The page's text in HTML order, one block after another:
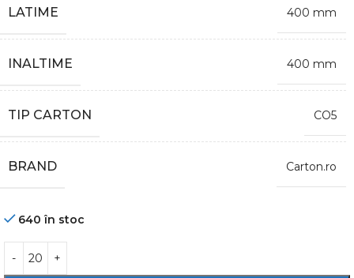
LATIME 400 mm
INALTIME 400 mm
TIP CARTON CO5
BRAND Carton.ro
640 în stoc